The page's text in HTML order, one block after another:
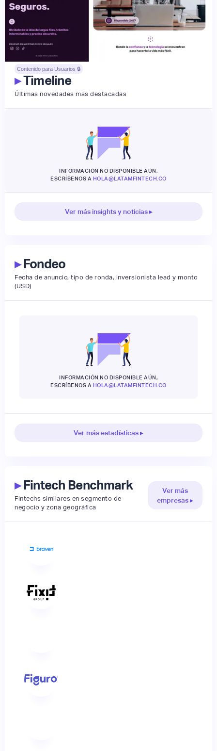
Contenido para Usuarios 🔒
▸Timeline
Últimas novedades más destacadas
INFORMACIÓN NO DISPONIBLE AÚN,
ESCRÍBENOS A HOLA@LATAMFINTECH.CO
Ver más insights y noticias ▸
▸Fondeo
Fecha de anuncio, tipo de ronda, inversionista lead y monto
(USD)
INFORMACIÓN NO DISPONIBLE AÚN,
ESCRÍBENOS A HOLA@LATAMFINTECH.CO
Ver más estadísticas ▸
▸Fintech Benchmark
Fintechs similares en segmento de
negocio y zona geográfica
Ver más
empresas ▸